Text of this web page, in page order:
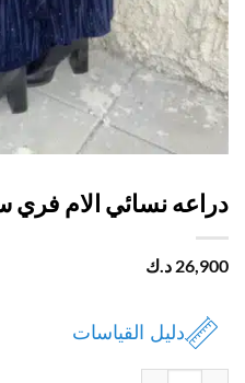
نسائي الام فري سايز
د.ك
دليل القياسات